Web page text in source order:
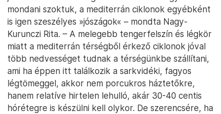
mondani szoktuk, a mediterrán ciklonok egyébként
is igen szeszélyes »jószágok« – mondta Nagy-
Kurunczi Rita. – A melegebb tengerfelszín és légkör
miatt a mediterrán térségből érkező ciklonok jóval
több nedvességet tudnak a térségünkbe szállítani,
ami ha éppen itt találkozik a sarkvidéki, fagyos
légtömeggel, akkor nem porcukros háztetőkre,
hanem relatíve hirtelen lehulló, akár 30-40 centis
hórétegre is készülni kell olykor. De szerencsére, ha